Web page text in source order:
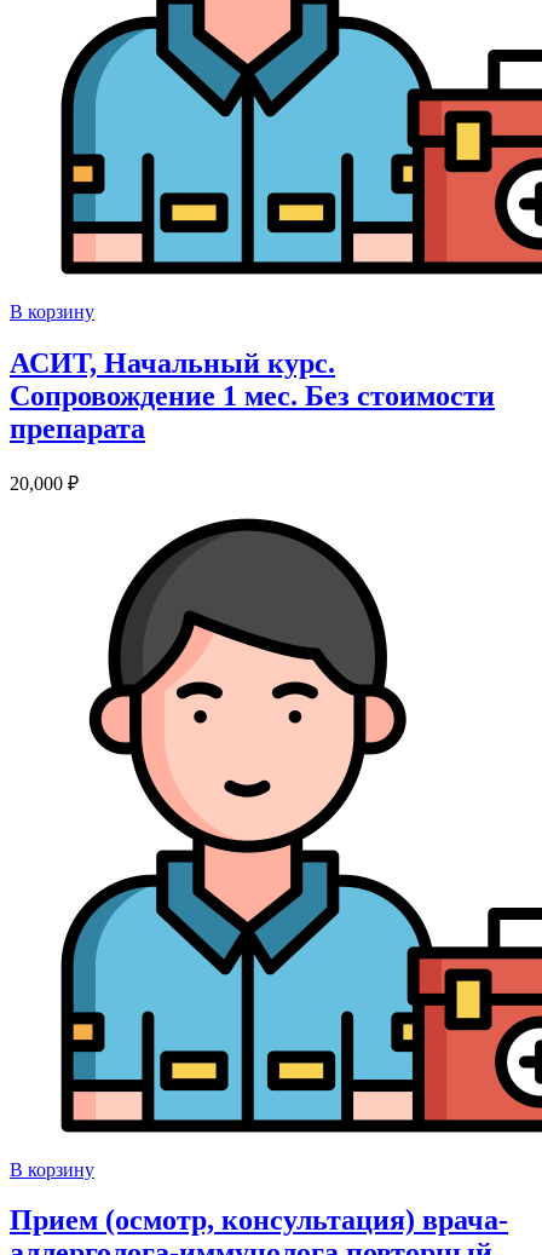
В корзину
АСИТ, Начальный курс.
Сопровождение 1 мес. Без стоимости
препарата
20,000 ₽
В корзину
Прием (осмотр, консультация) врача-